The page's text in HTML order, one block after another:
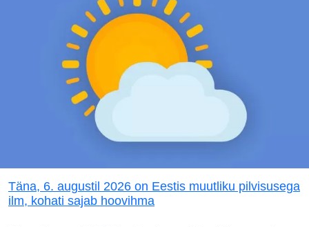
Täna, 6. augustil 2026 on Eestis muutliku pilvisusega
ilm, kohati sajab hoovihma